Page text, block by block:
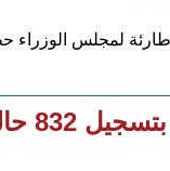
لمجلس
الاخيرة